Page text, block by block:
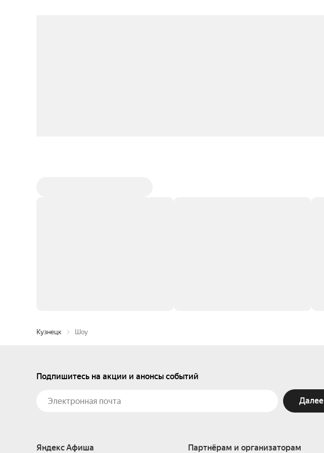
Кузнецк Шоу
Подпишитесь на акции и анонсы событий
Далее
Яндекс Афиша Партнёрам и организаторам